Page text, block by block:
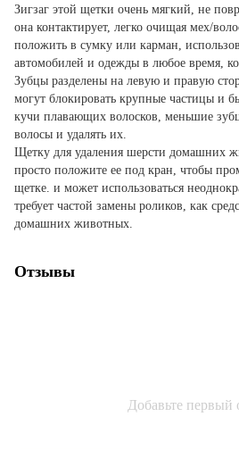
Зигзаг этой щетки очень мягкий, не
она контактирует, легко очищая мех/
положить в сумку или карман,
автомобилей и одежды в любое время,
Зубцы разделены на левую и правую
могут блокировать крупные частицы и
кучи плавающих волосков, меньшие
волосы и удалять их.
Щетку для удаления шерсти домашних
просто положите ее под кран, чтобы
щетке. и может использоваться
требует частой замены роликов, как
домашних животных.
Отзывы
Добавьте первый